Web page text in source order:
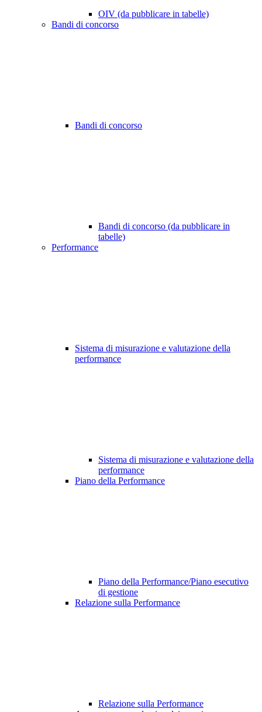
OIV (da pubblicare in tabelle)
Bandi di concorso
Bandi di concorso
Bandi di concorso (da pubblicare in
tabelle)
Performance
Sistema di misurazione e valutazione della
performance
Sistema di misurazione e valutazione della
performance
Piano della Performance
Piano della Performance/Piano esecutivo
di gestione
Relazione sulla Performance
Relazione sulla Performance